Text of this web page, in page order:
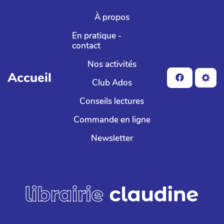
Aller au contenu principal
Accueil
À propos
En pratique -
contact
Nos activités
Club Ados
Conseils lectures
Commande en ligne
Newsletter